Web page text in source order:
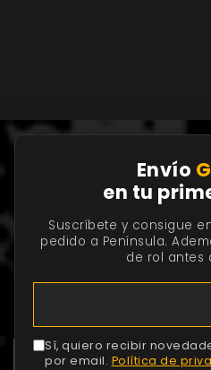
ÚLTIMAS NOTICIAS
Suscríbete al boletín para
Envío
en tu
Suscríbete y consigue
pedido a Península.
de rol antes
Sí, quiero recibir
por email. Política de